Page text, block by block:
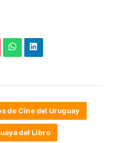
de Cine del Uruguay
del Libro